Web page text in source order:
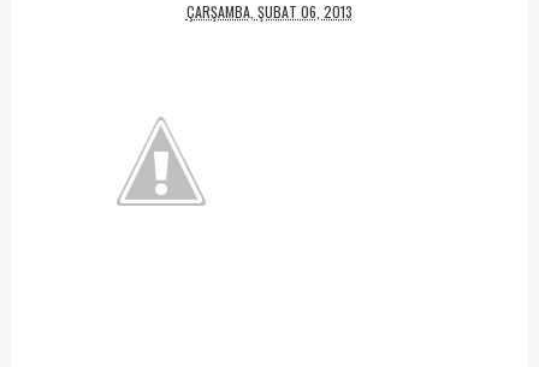
ÇARŞAMBA, ŞUBAT 06, 2013